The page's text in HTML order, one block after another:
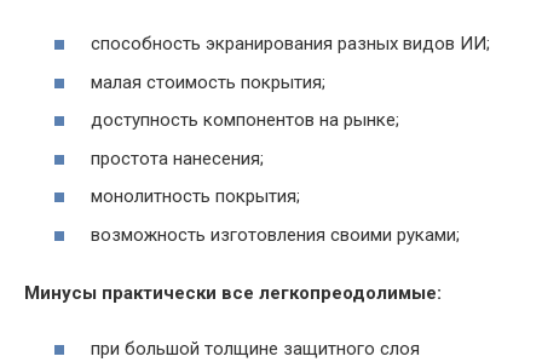
способность экранирования разных видов ИИ;
малая стоимость покрытия;
доступность компонентов на рынке;
простота нанесения;
монолитность покрытия;
возможность изготовления своими руками;
Минусы практически все легкопреодолимые:
при большой толщине защитного слоя